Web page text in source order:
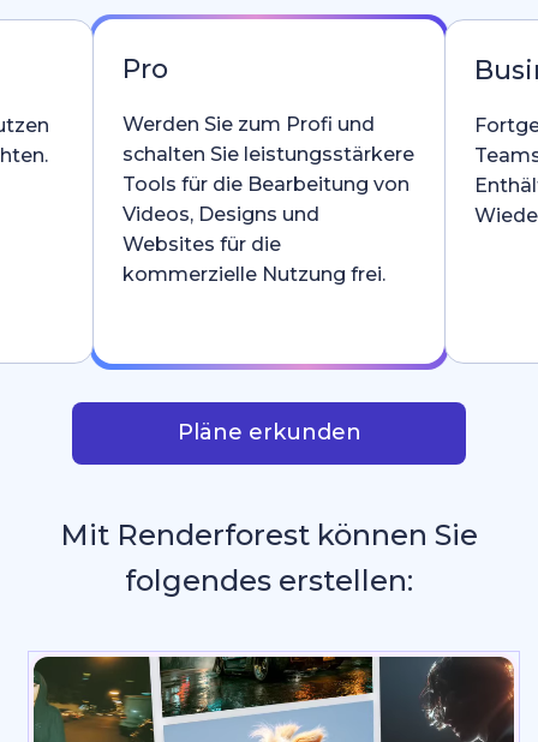
Pro
Werden Sie zum Profi und
schalten Sie leistungsstärkere
Tools für die Bearbeitung von
Videos, Designs und
Websites für die
kommerzielle Nutzung frei.
Pläne erkunden
Mit Renderforest können Sie
folgendes erstellen: